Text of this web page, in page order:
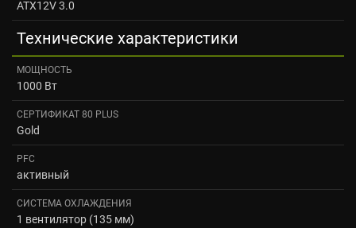
ATX12V 3.0
Технические характеристики
МОЩНОСТЬ
1000 Вт
СЕРТИФИКАТ 80 PLUS
Gold
PFC
активный
СИСТЕМА ОХЛАЖДЕНИЯ
1 вентилятор (135 мм)